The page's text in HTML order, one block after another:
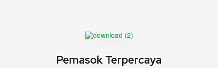
Pemasok Terpercaya